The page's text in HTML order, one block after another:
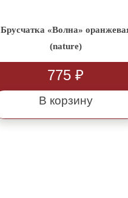
Брусчатка «Волна»
(nature)
775₽
В корзину